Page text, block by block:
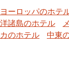
ヨーロッパのホテ
洋諸島のホテル
カのホテル
中東